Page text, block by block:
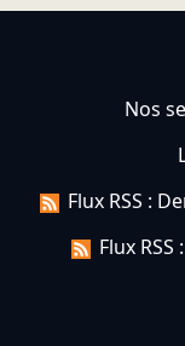
Nos
Flux RSS :
Flux